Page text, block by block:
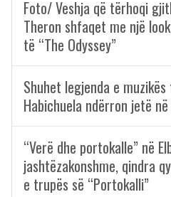
Foto/ Veshja që tërhoqi
Theron shfaqet me një
të “The Odyssey”
Shuhet legjenda e
Habichuela ndërron jetë
“Verë dhe portokalle” në
jashtëzakonshme, qindra
e trupës së “Portokalli”